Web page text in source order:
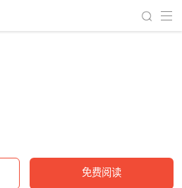
免费阅读